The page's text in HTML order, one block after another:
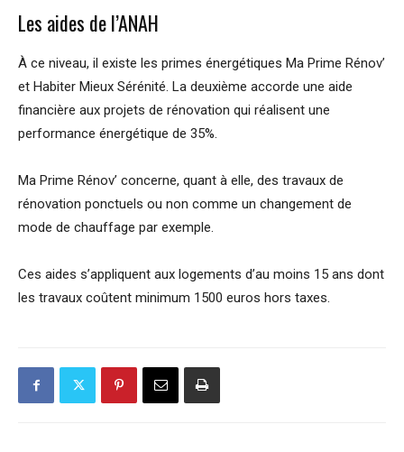
Les aides de l’ANAH
À ce niveau, il existe les primes énergétiques Ma Prime Rénov’
et Habiter Mieux Sérénité. La deuxième accorde une aide
financière aux projets de rénovation qui réalisent une
performance énergétique de 35%.
Ma Prime Rénov’ concerne, quant à elle, des travaux de
rénovation ponctuels ou non comme un changement de
mode de chauffage par exemple.
Ces aides s’appliquent aux logements d’au moins 15 ans dont
les travaux coûtent minimum 1500 euros hors taxes.